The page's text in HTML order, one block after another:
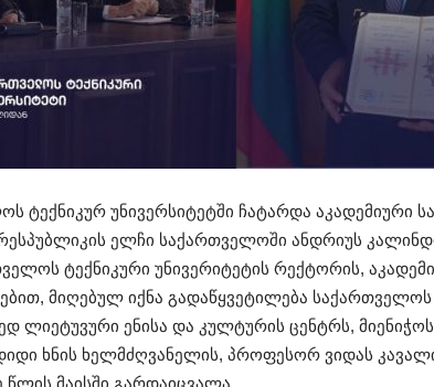
ტექნიკურ უნივერსიტეტში ჩატარდა აკადემიური
ელჩი საქართველოში ანდრიუს
ტექნიკური უნივერიტეტის რექტორის,
მიღებულ იქნა გადაწყვეტილება საქართველოს
ლიეტუვური ენისა და კულტურის ცენტრს,
ხნის ხელმძღვანელის, პროფესორ ვიდას
მაისში გარდაიცვალა.